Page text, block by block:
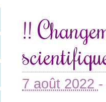
Groupes
entre
Personnes
!!
7 août 2022 -